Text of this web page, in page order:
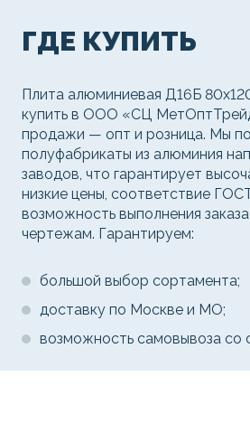
ГДЕ КУПИТЬ
Плита алюминиевая Д16Б
купить в ООО «СЦ
продажи — опт и розница. Мы
полуфабрикаты из алюминия
заводов, что гарантирует
низкие цены, соответствие
возможность выполнения
чертежам. Гарантируем:
большой выбор сортамента;
доставку по Москве и МО;
возможность самовывоза со